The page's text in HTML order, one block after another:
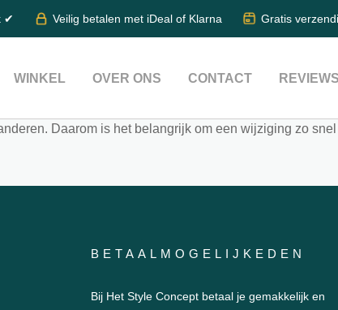
✔ Veilig betalen met iDeal of Klarna Gratis
WINKEL OVER ONS CONTACT REVIEWS
wil mijn order
Daarom is het belangrijk om een wijziging zo
BETAALMOGELIJKEDEN
Bij Het Style Concept betaal je gemakkelijk en